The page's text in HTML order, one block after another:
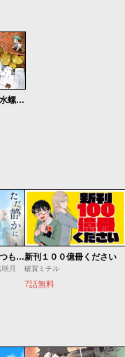
螺旋人同時上映 速水螺旋人短編集
ただ静かに消え去るつもりでした
月
新刊１００億冊ください
破賀ミチル
7話無料